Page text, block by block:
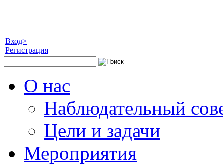
Вход>
Регистрация
О нас
Наблюдательный
Цели и задачи
Мероприятия